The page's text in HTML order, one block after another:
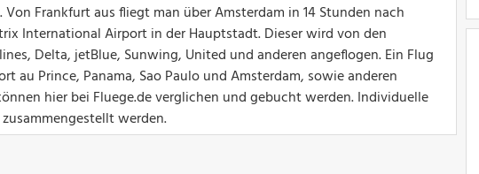
Frankfurt aus fliegt man über Amsterdam in 14 Stunden nach
International Airport in der Hauptstadt. Dieser wird von den
Delta, jetBlue, Sunwing, United und anderen angeflogen. Ein Flug
au Prince, Panama, Sao Paulo und Amsterdam, sowie anderen
hier bei Fluege.de verglichen und gebucht werden. Individuelle
werden.